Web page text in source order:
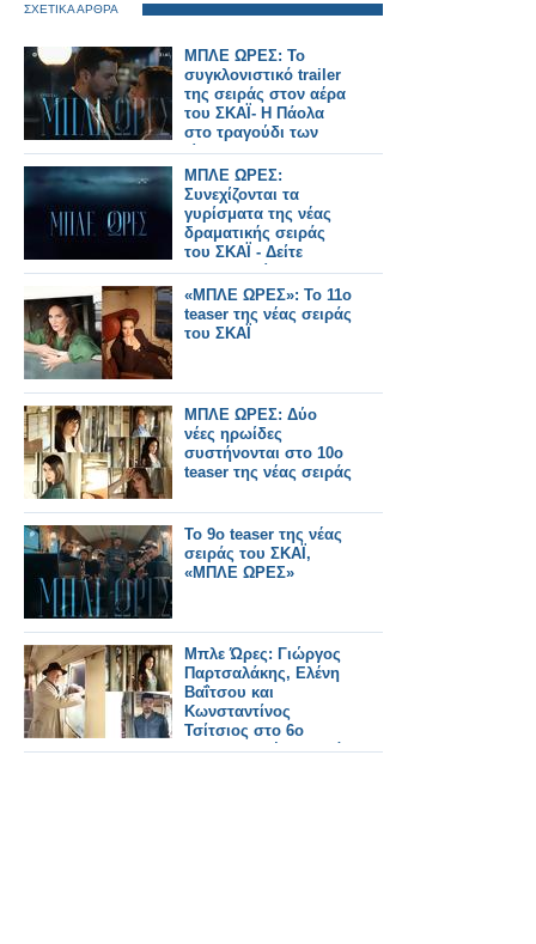
ΣΧΕΤΙΚΑ ΑΡΘΡΑ
ΜΠΛΕ ΩΡΕΣ: Το
συγκλονιστικό trailer
της σειράς στον αέρα
του ΣΚΑΪ- Η Πάολα
στο τραγούδι των
τίτλων
ΜΠΛΕ ΩΡΕΣ:
Συνεχίζονται τα
γυρίσματα της νέας
δραματικής σειράς
του ΣΚΑΪ - Δείτε
φωτογραφίες...
«ΜΠΛΕ ΩΡΕΣ»: Το 11ο
teaser της νέας σειράς
του ΣΚΑΪ
ΜΠΛΕ ΩΡΕΣ: Δύο
νέες ηρωίδες
συστήνονται στο 10ο
teaser της νέας σειράς
Το 9ο teaser της νέας
σειράς του ΣΚΑΪ,
«ΜΠΛΕ ΩΡΕΣ»
Μπλε Ώρες: Γιώργος
Παρτσαλάκης, Ελένη
Βαΐτσου και
Κωνσταντίνος
Τσίτσιος στο 6ο
teaser της νέας σειράς